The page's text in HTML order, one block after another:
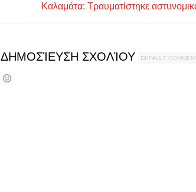
Καλαμάτα: Τραυματίστηκε
ΔΗΜΟΣΊΕΥΣΗ ΣΧΟΛΊΟΥ DEFAULT